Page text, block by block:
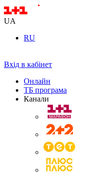
UA
RU
Вхід в кабінет
Онлайн
ТБ програма
Канали